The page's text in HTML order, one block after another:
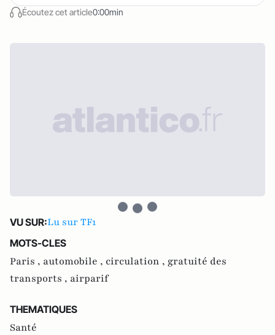
Écoutez cet article0:00min
VU SUR:Lu sur TF1
MOTS-CLES
Paris , automobile , circulation , gratuité des
transports , airparif
THEMATIQUES
Santé